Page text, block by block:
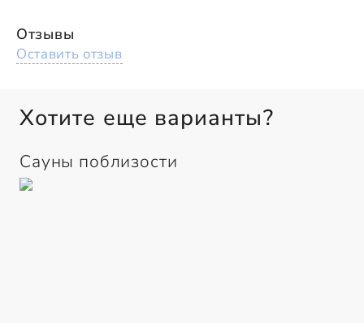
Отзывы
Оставить отзыв
Хотите еще варианты?
Сауны поблизости